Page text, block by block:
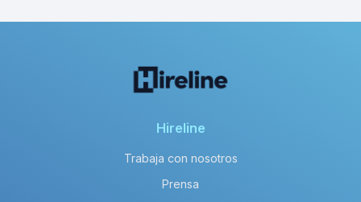
Hireline
Trabaja con nosotros
Prensa